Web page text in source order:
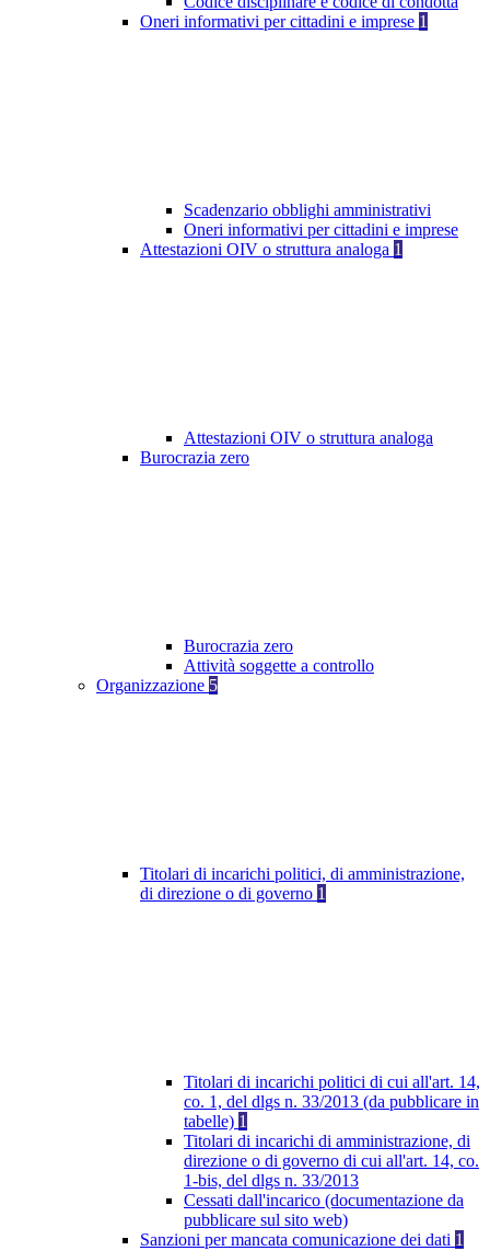
Oneri informativi per cittadini e imprese 1
Scadenzario obblighi amministrativi
Oneri informativi per cittadini e imprese
Attestazioni OIV o struttura analoga 1
Attestazioni OIV o struttura analoga
Burocrazia zero
Burocrazia zero
Attività soggette a controllo
Organizzazione 5
Titolari di incarichi politici, di amministrazione,
di direzione o di governo 1
Titolari di incarichi politici di cui all'art. 14,
co. 1, del dlgs n. 33/2013 (da pubblicare in
tabelle) 1
Titolari di incarichi di amministrazione, di
direzione o di governo di cui all'art. 14, co.
1-bis, del dlgs n. 33/2013
Cessati dall'incarico (documentazione da
pubblicare sul sito web)
Sanzioni per mancata comunicazione dei dati 1